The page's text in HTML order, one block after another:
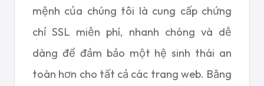
mệnh của chúng tôi là cung cấp chứng
chỉ SSL miễn phí, nhanh chóng và dễ
dàng để đảm bảo một hệ sinh thái an
toàn hơn cho tất cả các trang web. Bằng